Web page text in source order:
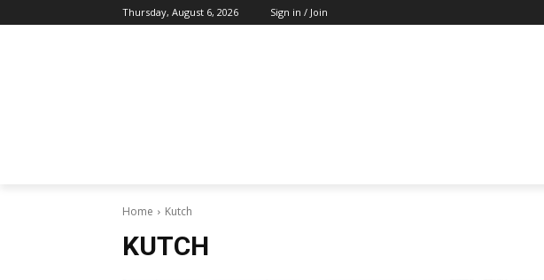
Thursday, August 6, 2026 Sign in / Join
Home Kutch
KUTCH